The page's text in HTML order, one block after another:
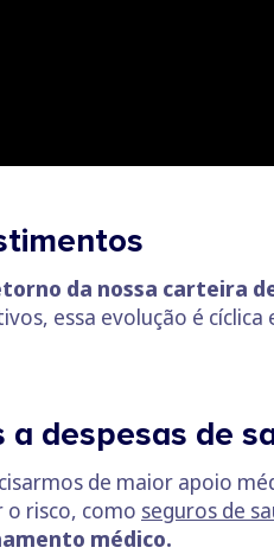
da nossa carteira
essa evolução é
despesas de
de maior apoio
o risco, como seguros de
médico.